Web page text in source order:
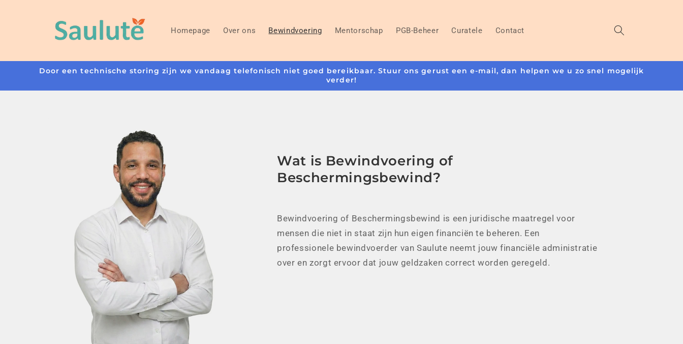
Homepage Over ons Bewindvoering Mentorschap PGB-Beheer Curatele Contact
Door een technische storing zijn we vandaag telefonisch niet goed bereikbaar. Stuur ons gerust een e-mail, dan helpen we u zo snel mogelijk
verder!
Wat is Bewindvoering of
Beschermingsbewind?
Bewindvoering of Beschermingsbewind is een juridische maatregel voor
mensen die niet in staat zijn hun eigen financiën te beheren. Een
professionele bewindvoerder van Saulute neemt jouw financiële administratie
over en zorgt ervoor dat jouw geldzaken correct worden geregeld.